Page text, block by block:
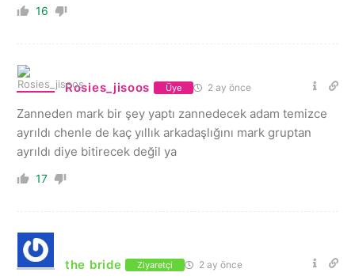
16
Rosies_jisoos Üye 2 ay önce
Zanneden mark bir şey yaptı zannedecek adam temizce
ayrıldı chenle de kaç yıllık arkadaşlığını mark gruptan
ayrıldı diye bitirecek değil ya
17
the bride Ziyaretçi 2 ay önce